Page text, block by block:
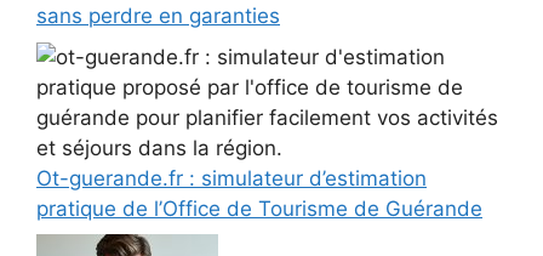
sans perdre en garanties
Ot-guerande.fr : simulateur d’estimation
pratique de l’Office de Tourisme de Guérande